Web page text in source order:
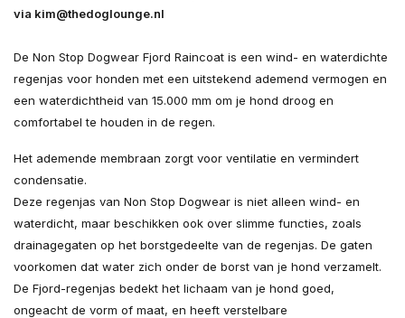
via kim@thedoglounge.nl
De Non Stop Dogwear Fjord Raincoat is een wind- en waterdichte
regenjas voor honden met een uitstekend ademend vermogen en
een waterdichtheid van 15.000 mm om je hond droog en
comfortabel te houden in de regen.
Het ademende membraan zorgt voor ventilatie en vermindert
condensatie.
Deze regenjas van Non Stop Dogwear is niet alleen wind- en
waterdicht, maar beschikken ook over slimme functies, zoals
drainagegaten op het borstgedeelte van de regenjas. De gaten
voorkomen dat water zich onder de borst van je hond verzamelt.
De Fjord-regenjas bedekt het lichaam van je hond goed,
ongeacht de vorm of maat, en heeft verstelbare